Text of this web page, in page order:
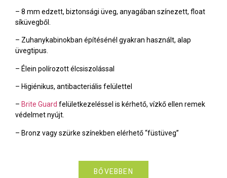
– 8 mm edzett, biztonsági üveg, anyagában színezett, float
síküvegből.
– Zuhanykabinokban építésénél gyakran használt, alap
üvegtipus.
– Élein polírozott élcsiszolással
– Higiénikus, antibacteriális felülettel
– Brite Guard felületkezeléssel is kérhető, vízkő ellen remek
védelmet nyújt.
– Bronz vagy szürke színekben elérhető “füstüveg”
BŐVEBBEN